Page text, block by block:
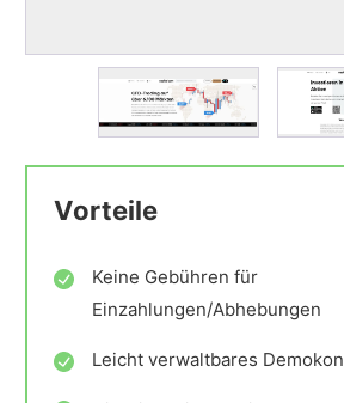
Vorteile
Keine Gebühren für
Einzahlungen/Abhebungen
Leicht verwaltbares